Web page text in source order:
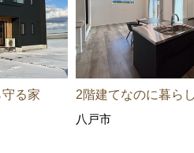
る家
2階建てなのに暮ら
八戸市